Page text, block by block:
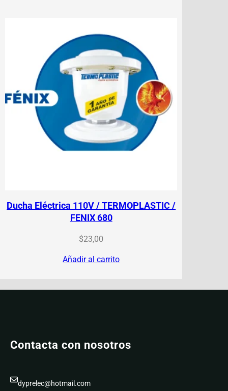
Ducha Eléctrica 110V / TERMOPLASTIC /
FENIX 680
$23,00
Añadir al carrito
Contacta con nosotros
dyprelec@hotmail.com